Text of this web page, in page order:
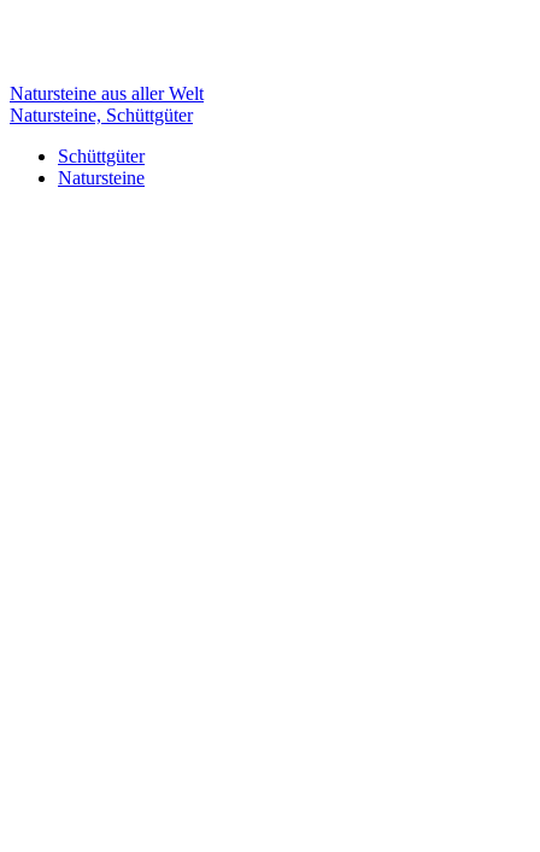
Natursteine aus aller Welt
Natursteine, Schüttgüter
Schüttgüter
Natursteine